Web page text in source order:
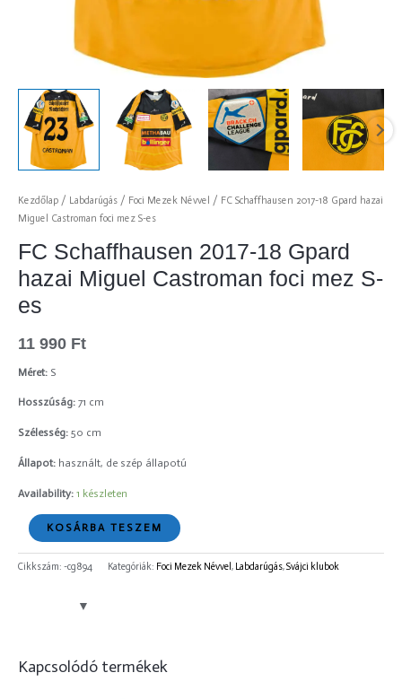
Kezdőlap / Labdarúgás / Foci Mezek Névvel / FC Schaffhausen 2017-18 Gpard hazai
Miguel Castroman foci mez S-es
FC Schaffhausen 2017-18 Gpard
hazai Miguel Castroman foci mez S-
es
11 990 Ft
Méret: S
Hosszúság: 71 cm
Szélesség: 50 cm
Állapot: használt, de szép állapotú
Availability: 1 készleten
KOSÁRBA TESZEM
Cikkszám: -cg894 Kategóriák: Foci Mezek Névvel, Labdarúgás,Svájci klubok
Kapcsolódó termékek